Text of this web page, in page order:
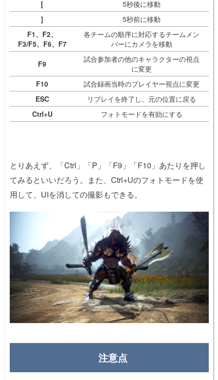
[
5秒後に移動
]
5秒前に移動
F1、F2、
F3/F5、F6、F7
各チームの順序に対応するチームメン
バーにカメラを移動
F9
試合参加者の他のキャラクターの視点
に変更
F10
試合録画当時のプレイヤー視点に変更
ESC
リプレイを終了し、元の位置に戻る
Ctrl+U
フォトモードを有効にする
とりあえず、「Ctrl」「P」「F9」「F10」あたりを押し
てみるといいだろう。また、Ctrl+Uのフォトモードを使
用して、UIを消しての撮影もできる。
注意点